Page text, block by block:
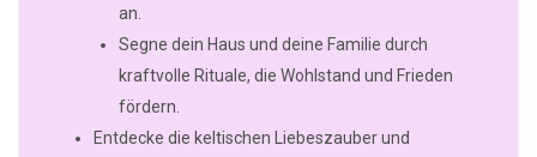
an.
Segne dein Haus und deine Familie durch
kraftvolle Rituale, die Wohlstand und Frieden
fördern.
Entdecke die keltischen Liebeszauber und